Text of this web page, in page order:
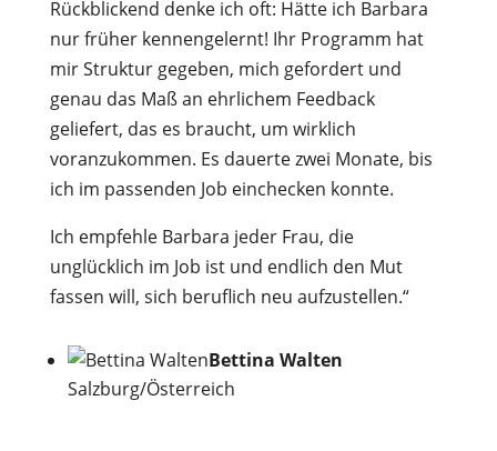
Rückblickend denke ich oft: Hätte ich Barbara
nur früher kennengelernt! Ihr Programm hat
mir Struktur gegeben, mich gefordert und
genau das Maß an ehrlichem Feedback
geliefert, das es braucht, um wirklich
voranzukommen. Es dauerte zwei Monate, bis
ich im passenden Job einchecken konnte.
Ich empfehle Barbara jeder Frau, die
unglücklich im Job ist und endlich den Mut
fassen will, sich beruflich neu aufzustellen.“
Bettina Walten
Salzburg/Österreich